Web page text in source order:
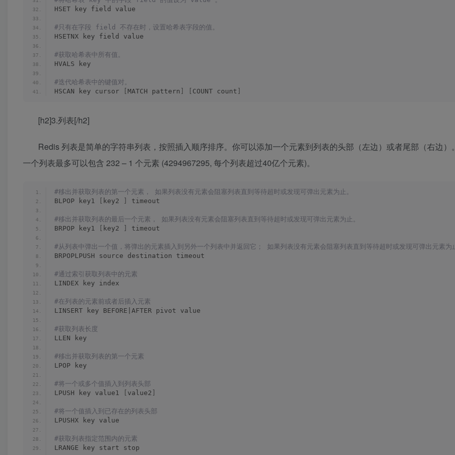
HSET key field value
#只有在字段 field 不存在时，设置哈希表字段的值。
HSETNX key field value
#获取哈希表中所有值。
HVALS key
#迭代哈希表中的键值对。
HSCAN key cursor
MATCH pattern COUNT count
[h2]3.列表[/h2]
Redis 列表是简单的字符串列表，按照插入顺序排序。你可以添加一个元素到列表的头部（左边）或者尾部（右边）
一个列表最多可以包含 232 – 1 个元素 (4294967295, 每个列表超过40亿个元素)。
#移出并获取列表的第一个元素， 如果列表没有元素会阻塞列表直到等待超时或发现可弹出元素为止。
BLPOP key1
key2 timeout
#移出并获取列表的最后一个元素， 如果列表没有元素会阻塞列表直到等待超时或发现可弹出元素为止。
BRPOP key1
key2 timeout
#从列表中弹出一个值，将弹出的元素插入到另外一个列表中并返回它； 如果列表没有元素会阻塞列表直到等待超时或发现可弹出元素为
BRPOPLPUSH source destination timeout
#通过索引获取列表中的元素
LINDEX key index
#在列表的元素前或者后插入元素
LINSERT key BEFORE|AFTER pivot value
#获取列表长度
LLEN key
#移出并获取列表的第一个元素
LPOP key
#将一个或多个值插入到列表头部
LPUSH key value1
value2
#将一个值插入到已存在的列表头部
LPUSHX key value
#获取列表指定范围内的元素
LRANGE key start stop